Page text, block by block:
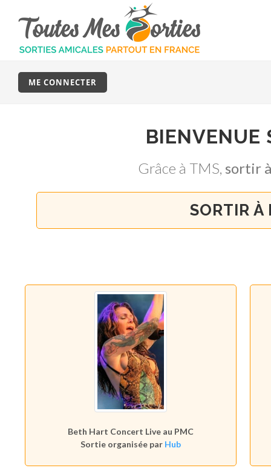
ME CONNECTER
BIENVENUE
Grâce à TMS, sortir
SORTIR
Beth Hart Concert Live au PMC
Sortie organisée par Hub